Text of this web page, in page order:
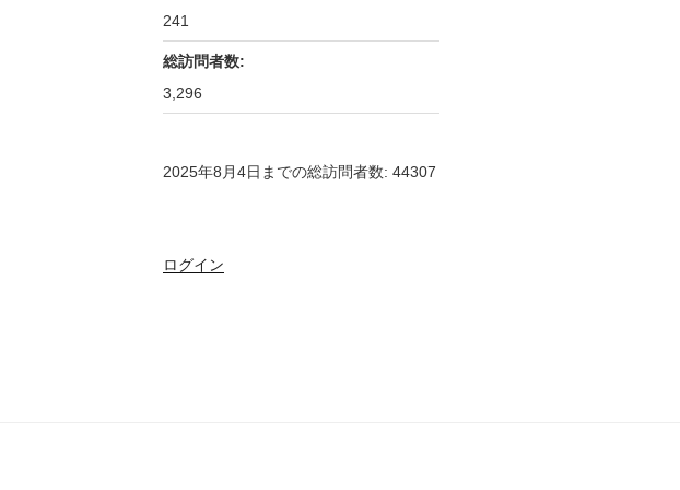
241
総訪問者数:
3,296
2025年8月4日までの総訪問者数: 44307
ログイン